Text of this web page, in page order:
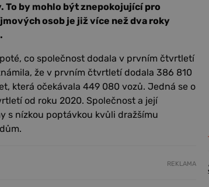
by mohlo být znepokojující pro
osob je již více než dva roky
co společnost dodala v prvním čtvrtletí
že v prvním čtvrtletí dodala 386 810
která očekávala 449 080 vozů. Jedná se o
od roku 2020. Společnost a její
s nízkou poptávkou kvůli dražšímu
REKLAMA